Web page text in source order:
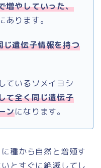
増やしていった、
あります。
じ遺伝子情報を持つ
ているソメイヨシ
て全く同じ遺伝子
ンになります。
種から自然と増殖す
とすぐに絶滅してし